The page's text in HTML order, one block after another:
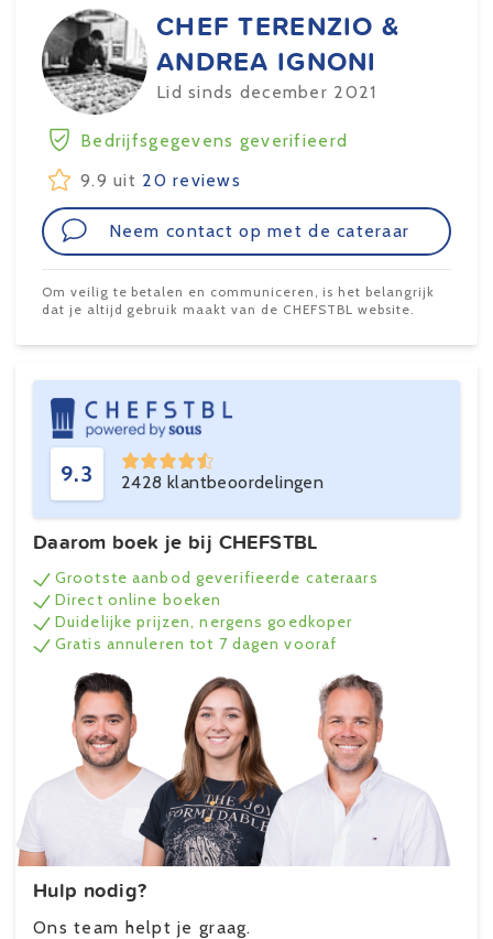
CHEF TERENZIO &
ANDREA IGNONI
Lid sinds december 2021
Bedrijfsgegevens geverifieerd
9.9 uit 20 reviews
Neem contact op met de cateraar
Om veilig te betalen en communiceren, is het belangrijk
dat je altijd gebruik maakt van de CHEFSTBL website.
9.3 2428 klantbeoordelingen
Daarom boek je bij CHEFSTBL
Grootste aanbod geverifieerde cateraars
Direct online boeken
Duidelijke prijzen, nergens goedkoper
Gratis annuleren tot 7 dagen vooraf
Hulp nodig?
Ons team helpt je graag.